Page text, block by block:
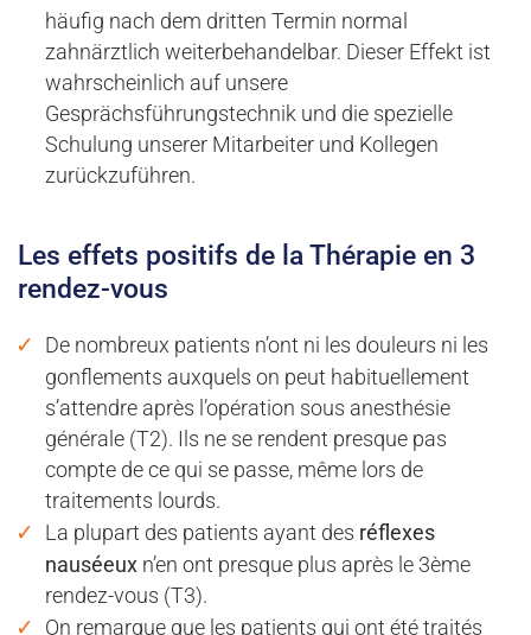
häufig nach dem dritten Termin normal
zahnärztlich weiterbehandelbar. Dieser Effekt ist
wahrscheinlich auf unsere
Gesprächsführungstechnik und die spezielle
Schulung unserer Mitarbeiter und Kollegen
zurückzuführen.
Les effets positifs de la Thérapie en 3
rendez-vous
De nombreux patients n’ont ni les douleurs ni les
gonflements auxquels on peut habituellement
s’attendre après l’opération sous anesthésie
générale (T2). Ils ne se rendent presque pas
compte de ce qui se passe, même lors de
traitements lourds.
La plupart des patients ayant des réflexes
nauséeuxn’en ont presque plus après le 3ème
rendez-vous (T3).
On remarque que les patients qui ont été traités